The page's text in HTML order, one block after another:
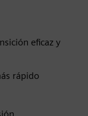
eficaz y
rápido